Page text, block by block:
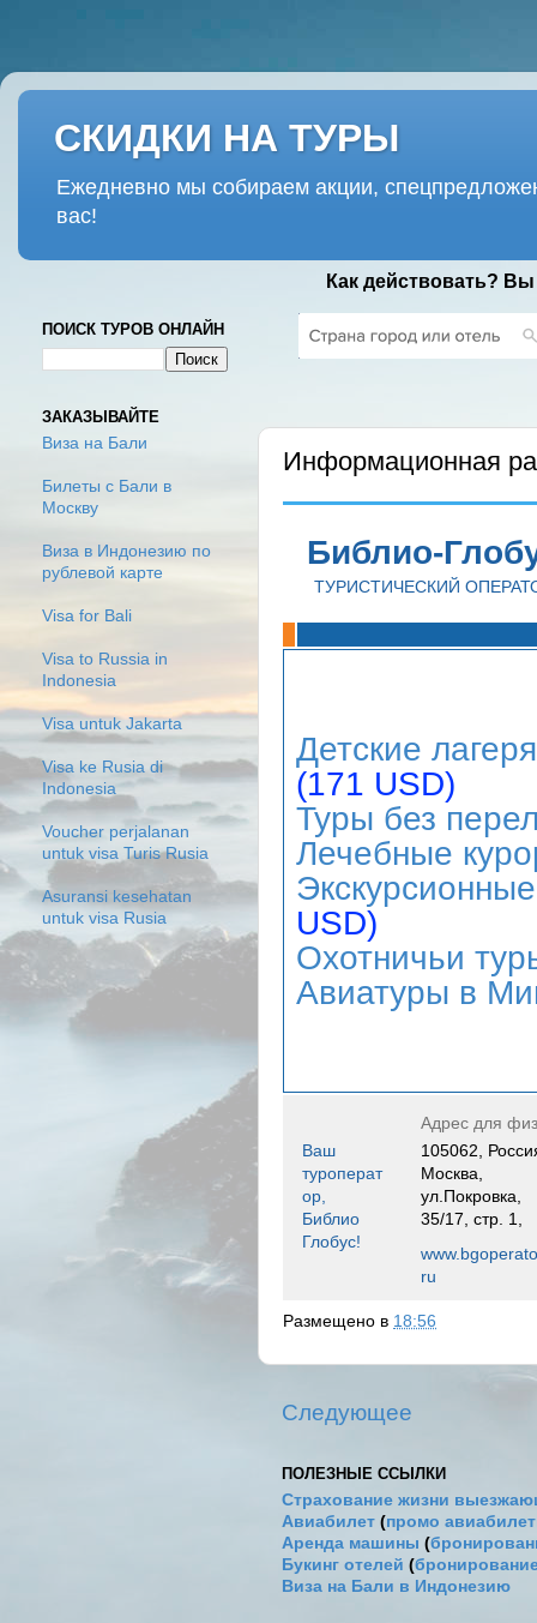
СКИДКИ НА ТУРЫ
Ежедневно мы собираем акции,
вас!
Как действовать?
Информационная
Библио-
ТУРИСТИЧЕСКИЙ
Детские
(171 USD)
Туры без
Лечебные
USD)
Охотничьи
Авиатуры в
Адрес для
Ваш
туроперат
ор,
Библио
Глобус!
105062,
Москва,
ул.Покровка,
35/17, стр. 1,
ru
Размещено в 18:56
Следующее
ПОЛЕЗНЫЕ ССЫЛКИ
Страхование жизни
Авиабилет (промо
Аренда машины (
Букинг отелей (
Виза на Бали в Индонезию
ПОИСК ТУРОВ ОНЛАЙН
ЗАКАЗЫВАЙТЕ
Виза на Бали
Билеты с Бали в
Москву
Виза в Индонезию по
рублевой карте
Visa for Bali
Visa to Russia in
Indonesia
Visa untuk Jakarta
Visa ke Rusia di
Indonesia
Voucher perjalanan
untuk visa Turis Rusia
Asuransi kesehatan
untuk visa Rusia